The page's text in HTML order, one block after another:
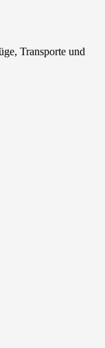
Transporte und